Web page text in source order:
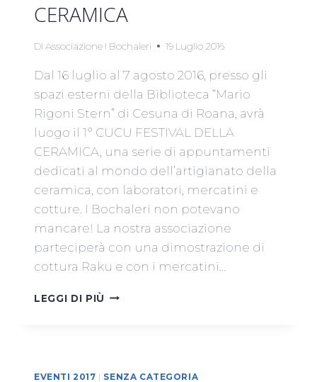
CERAMICA
Di Associazione I Bochaleri 19 Luglio 2016
Dal 16 luglio al 7 agosto 2016, presso gli
spazi esterni della Biblioteca “Mario
Rigoni Stern” di Cesuna di Roana, avrà
luogo il 1° CUCU FESTIVAL DELLA
CERAMICA, una serie di appuntamenti
dedicati al mondo dell’artigianato della
ceramica, con laboratori, mercatini e
cotture. I Bochaleri non potevano
mancare! La nostra associazione
parteciperà con una dimostrazione di
cottura Raku e con i mercatini…
LEGGI DI PIÙ I°
EVENTI 2017 | SENZA CATEGORIA